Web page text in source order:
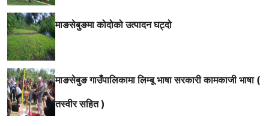
माङसेबुङमा कोदोको उत्पादन घट्दो
माङसेबुङ गाउँपालिकामा लिम्बू भाषा सरकारी कामकाजी भाषा (
तस्वीर सहित )